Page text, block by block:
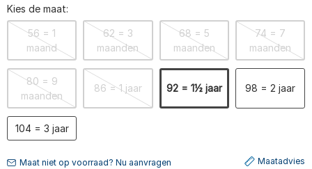
Kies de maat:
56 = 1
maand
62 = 3
maanden
68 = 5
maanden
74 = 7
maanden
80 = 9
maanden
86 = 1 jaar 92 = 1½ jaar 98 = 2 jaar
104 = 3 jaar
Maat niet op voorraad? Nu aanvragen Maatadvies